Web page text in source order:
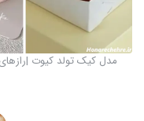
مدل کیک تولد کیوت